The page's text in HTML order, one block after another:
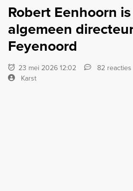
Robert Eenhoorn
algemeen
Feyenoord
23 mei 2026 12:02
82 reacties
Karst